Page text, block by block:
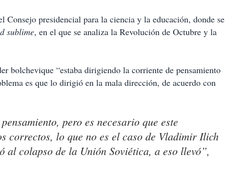
presidencial para la ciencia y la educación, donde se
sublime, en el que se analiza la Revolución de Octubre y la
bolchevique “estaba dirigiendo la corriente de pensamiento
es que lo dirigió en la mala dirección, de acuerdo con
pero es necesario que este
correctos, lo que no es el caso de Vladimir Ilich
al colapso de la Unión Soviética, a eso llevó”,